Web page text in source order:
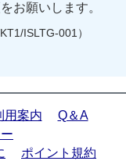
お願いします。
ISLTG-001）
用案内
Q＆A
ポイント規約